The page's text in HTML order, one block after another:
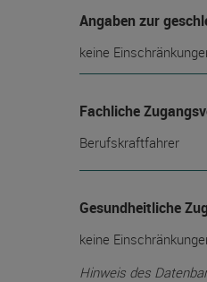
Angaben zur
keine
Fachliche
Berufskraftfahrer
Gesundheitliche
keine
Hinweis des